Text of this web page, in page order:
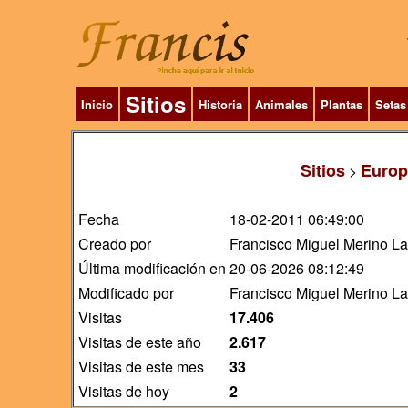
Inicio Sitios Historia Animales Plantas Setas
Sitios>
Fecha
18-02-2011 06:49:00
Creado por
Francisco Miguel Merino
Última modificación en 20-06-2026 08:12:49
Modificado por
Francisco Miguel Merino
Visitas
17.406
Visitas de este año
2.617
Visitas de este mes
33
Visitas de hoy
2